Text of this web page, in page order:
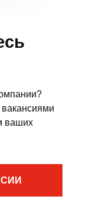
ваших